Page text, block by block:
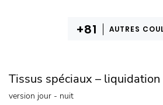
AUTRES
Tissus spéciaux – liquidation
version jour - nuit